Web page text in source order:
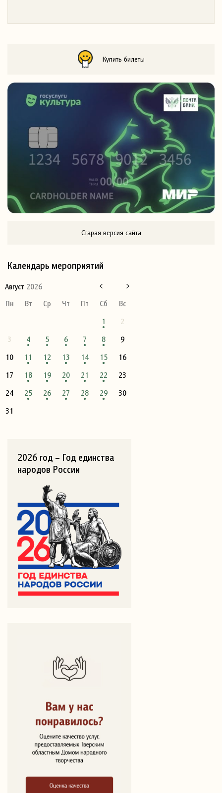
Купить билеты
Старая версия сайта
Календарь мероприятий
Август 2026
Пн
Вт Ср Чт Пт Сб
Вс
1
2
3
4 5 6 7 8
9
10
11 12 13 14 15
16
17
18 19 20 21 22
23
24
25 26 27 28 29
30
31
2026 год – Год единства
народов России